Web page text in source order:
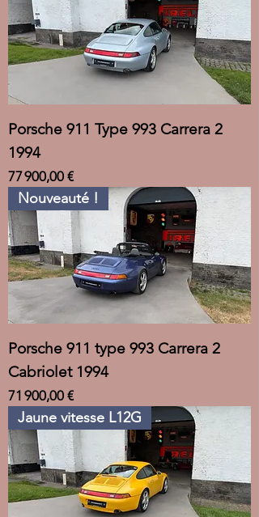
Porsche 911 Type 993 Carrera 2
1994
Prix
77 900,00 €
Nouveauté !
Porsche 911 type 993 Carrera 2
Cabriolet 1994
Prix
71 900,00 €
Jaune vitesse L12G